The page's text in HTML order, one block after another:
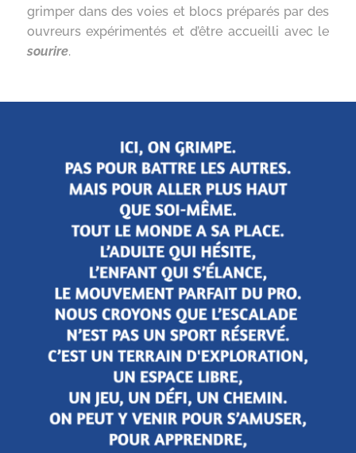
grimper dans des voies et blocs préparés par des
ouvreurs expérimentés et d’être accueilli avec le
sourire.